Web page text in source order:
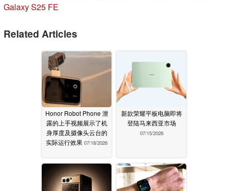
Galaxy S25 FE
Related Articles
Honor Robot Phone 泄
露的上手视频展示了机
身厚度及摄像头云台的
实际运行效果 07/18/2026
新款荣耀平板电脑即将
登陆马来西亚市场
07/15/2026